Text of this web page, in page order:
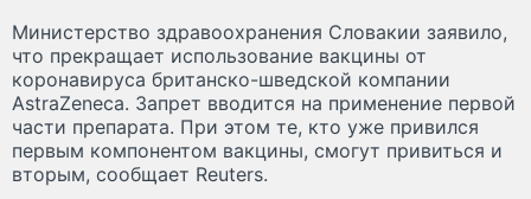
Министерство здравоохранения Словакии заявило,
что прекращает использование вакцины от
коронавируса британско-шведской компании
AstraZeneca. Запрет вводится на применение первой
части препарата. При этом те, кто уже привился
первым компонентом вакцины, смогут привиться и
вторым, сообщает Reuters.